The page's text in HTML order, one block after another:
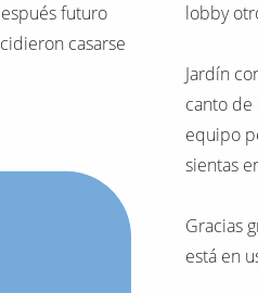
futuro
casarse
lobby
Jardín
canto
equipo
sientas
Gracias
está en